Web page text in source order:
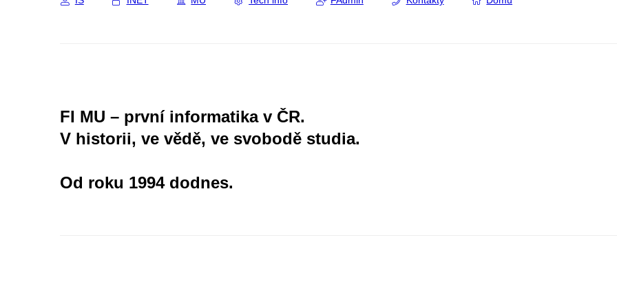
FI MU – první informatika v ČR.
V historii, ve vědě, ve svobodě studia.
Od roku 1994 dodnes.